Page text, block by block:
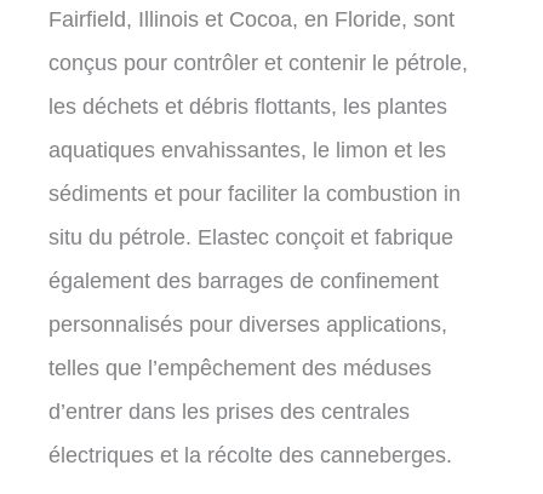
Fairfield, Illinois et Cocoa, en Floride, sont
conçus pour contrôler et contenir le pétrole,
les déchets et débris flottants, les plantes
aquatiques envahissantes, le limon et les
sédiments et pour faciliter la combustion in
situ du pétrole. Elastec conçoit et fabrique
également des barrages de confinement
personnalisés pour diverses applications,
telles que l’empêchement des méduses
d’entrer dans les prises des centrales
électriques et la récolte des canneberges.